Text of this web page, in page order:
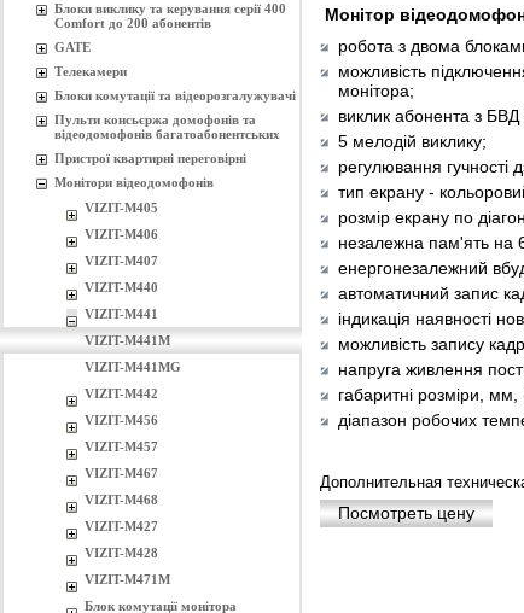
Блоки виклику та керування серії 400
Comfort до 200 абонентів
GATE
Телекамери
Блоки комутації та відеорозгалужувачі
Пульти консьєржа домофонів та
відеодомофонів багатоабонентських
Пристрої квартирні переговірні
Монітори відеодомофонів
VIZIT-M405
VIZIT-M406
VIZIT-M407
VIZIT-M440
VIZIT-M441
VIZIT-M441М
VIZIT-M441MG
VIZIT-M442
VIZIT-M456
VIZIT-М457
VIZIT-M467
VIZIT-M468
VIZIT-M427
VIZIT-M428
VIZIT-M471M
Блок комутації монітора
Монітор
робота з двома
можливість
монітора;
виклик абонента з БВД
5 мелодій виклику;
регулювання гучності
тип екрану -
розмір екрану по
незалежна пам'ять на
енергонезалежний
автоматичний запис
індикація наявності
можливість запису
напруга живлення
габаритні розміри,
діапазон робочих
Дополнительная
Посмотреть цену